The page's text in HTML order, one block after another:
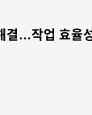
결…작업 효율